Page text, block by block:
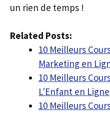
un rien de temps !
Related Posts:
10 Meilleurs
Marketing en
10 Meilleurs
L'Enfant en Ligne
10 Meilleurs